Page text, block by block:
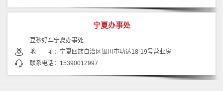
宁夏办事处
豆秒好车宁夏办事处
地 址：宁夏回族自治区银川市功达18-19号营业房
联系电话：15390012997